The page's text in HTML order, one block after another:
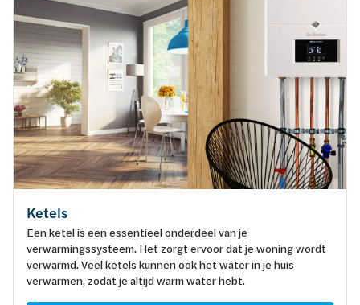
Ketels
Een ketel is een essentieel onderdeel van je
verwarmingssysteem. Het zorgt ervoor dat je woning wordt
verwarmd. Veel ketels kunnen ook het water in je huis
verwarmen, zodat je altijd warm water hebt.